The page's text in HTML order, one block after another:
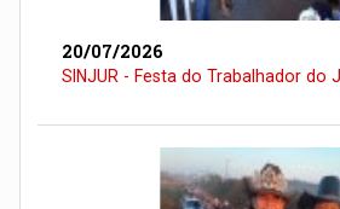
20/07/2026
SINJUR - Festa do Trabalhador do